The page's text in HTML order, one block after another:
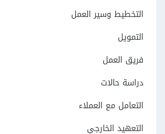
التخطيط وسير العمل
التمويل
فريق العمل
دراسة حالات
التعامل مع العملاء
التعهيد الخارجي